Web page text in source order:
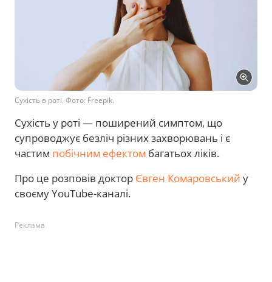
Сухість в роті. Фото: Freepik.
Сухість у роті — поширений симптом, що
супроводжує безліч різних захворювань і є
частим побічним ефектом багатьох ліків.
Про це розповів доктор Євген Комаровський у
своєму YouTube-каналі.
Реклама